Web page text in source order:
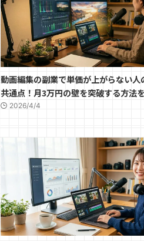
動画編集の副業で単価が上がらない人
共通点！月3万円の壁を突破する方法
2026/4/4